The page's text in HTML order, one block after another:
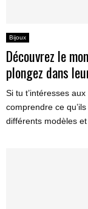
Bijoux
Découvrez le
plongez dans
Si tu t’intéresses
comprendre ce
différents modèles et